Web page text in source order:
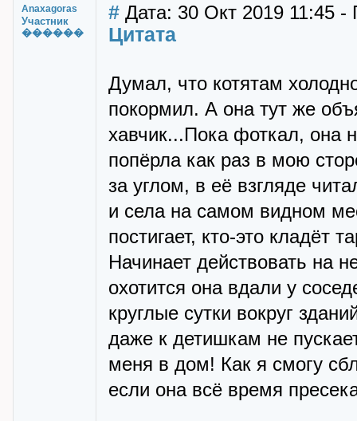
Anaxagoras
Участник
������
# Дата: 30 Окт 2019 11:45 -
Цитата
Думал, что котятам
покормил. А она тут же
хавчик...Пока фоткал, она
попёрла как раз в мою
за углом, в её взгляде
и села на самом видном
постигает, кто-это кладёт
Начинает действовать на
охотится она вдали у
круглые сутки вокруг
даже к детишкам не
меня в дом! Как я смогу
если она всё время